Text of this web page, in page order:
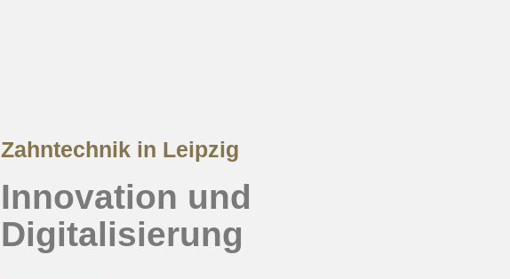
Zahntechnik in Leipzig
Innovation und
Digitalisierung